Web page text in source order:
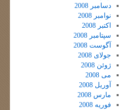
دسامبر 2008
نوامبر 2008
اکتبر 2008
سپتامبر 2008
آگوست 2008
جولای 2008
ژوئن 2008
می 2008
آوریل 2008
مارس 2008
فوریه 2008